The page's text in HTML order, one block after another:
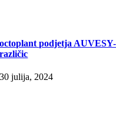
octoplant podjetja
različic
30 julija, 2024